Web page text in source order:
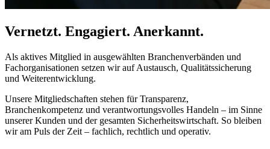
Vernetzt. Engagiert. Anerkannt.
Als aktives Mitglied in ausgewählten Branchenverbänden und
Fachorganisationen setzen wir auf Austausch, Qualitätssicherung
und Weiterentwicklung.
Unsere Mitgliedschaften stehen für Transparenz,
Branchenkompetenz und verantwortungsvolles Handeln – im Sinne
unserer Kunden und der gesamten Sicherheitswirtschaft. So bleiben
wir am Puls der Zeit – fachlich, rechtlich und operativ.